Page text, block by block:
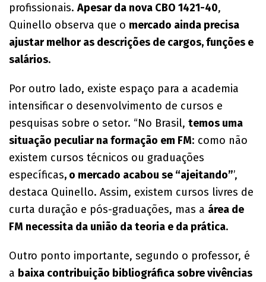
profissionais.Apesar da nova CBO 1421-40,
Quinello observa que o mercado ainda precisa
ajustar melhor as descrições de cargos, funções e
salários.
Por outro lado, existe espaço para a academia
intensificar o desenvolvimento de cursos e
pesquisas sobre o setor. “No Brasil, temos uma
situação peculiar na formação em FM: como não
existem cursos técnicos ou graduações
específicas, o mercado acabou se “ajeitando”’,
destaca Quinello. Assim, existem cursos livres de
curta duração e pós-graduações, mas a área de
FM necessita da união da teoria e da prática.
Outro ponto importante, segundo o professor, é
a baixa contribuição bibliográfica sobre vivências